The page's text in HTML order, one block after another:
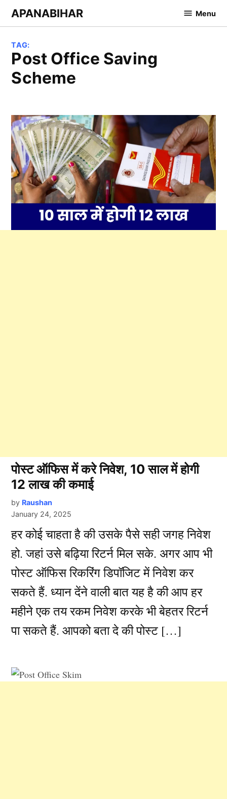
SkipAPANABIHAR Menu
TAG:
Post Office Saving
Scheme
पोस्ट ऑफिस में करे निवेश, 10 साल में होगी
12 लाख की कमाई
by Raushan
January 24, 2025
हर कोई चाहता है की उसके पैसे सही जगह निवेश
हो. जहां उसे बढ़िया रिटर्न मिल सके. अगर आप भी
पोस्ट ऑफिस रिकरिंग डिपॉजिट में निवेश कर
सकते हैं. ध्यान देंने वाली बात यह है की आप हर
महीने एक तय रकम निवेश करके भी बेहतर रिटर्न
पा सकते हैं. आपको बता दे की पोस्ट […]